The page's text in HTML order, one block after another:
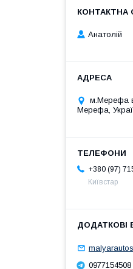
Анатолій
м.Мерефа
Мерефа,
+380 (97)
Київстар
0977154508